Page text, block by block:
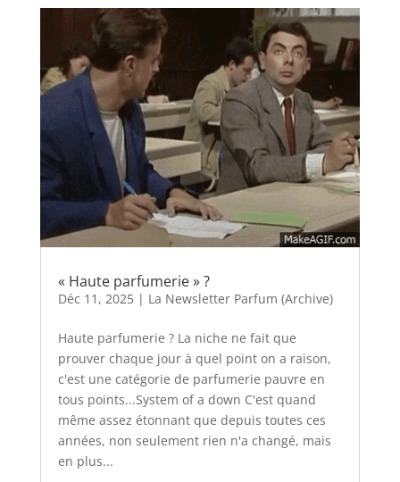
« Haute parfumerie » ?
Déc 11, 2025| La Newsletter Parfum (Archive)
Haute parfumerie ? La niche ne fait que
prouver chaque jour à quel point on a raison,
c'est une catégorie de parfumerie pauvre en
tous points...System of a down C'est quand
même assez étonnant que depuis toutes ces
années, non seulement rien n'a changé, mais
en plus...